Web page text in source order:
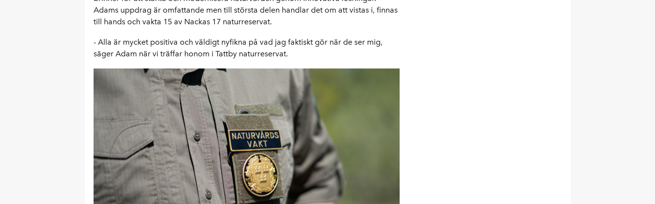
Adams uppdrag är omfattande men till största delen handlar det om att vistas i, finnas
till hands och vakta 15 av Nackas 17 naturreservat.
- Alla är mycket positiva och väldigt nyfikna på vad jag faktiskt gör när de ser mig,
säger Adam när vi träffar honom i Tattby naturreservat.